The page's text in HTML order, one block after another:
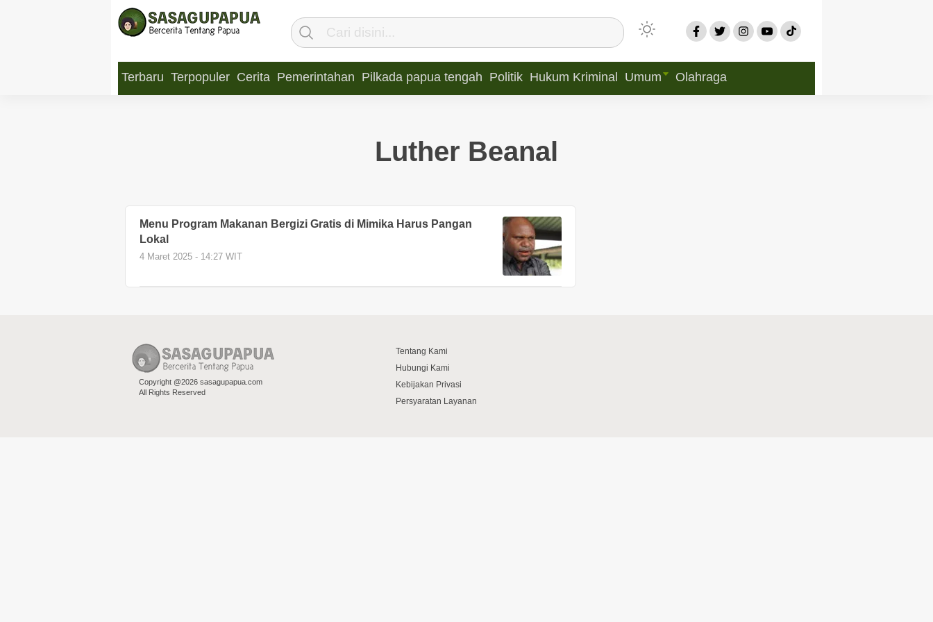
Terbaru Terpopuler Cerita Pemerintahan Pilkada papua tengah Politik Hukum Kriminal Umum Olahraga
Luther Beanal
Menu Program Makanan Bergizi Gratis di Mimika Harus Pangan
Lokal
4 Maret 2025 - 14:27 WIT
Copyright @2026 sasagupapua.com
All Rights Reserved
Tentang Kami
Hubungi Kami
Kebijakan Privasi
Persyaratan Layanan